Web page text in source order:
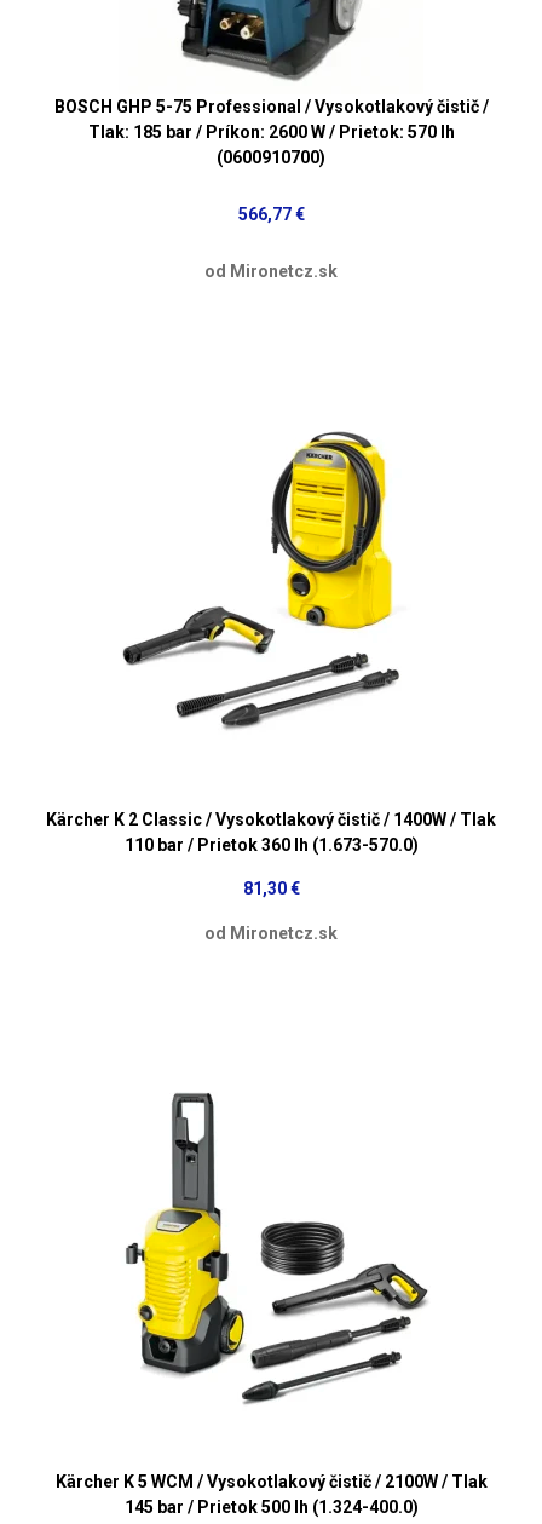
BOSCH GHP 5-75 Professional / Vysokotlakový čistič /
Tlak: 185 bar / Príkon: 2600 W / Prietok: 570 lh
(0600910700)
566,77 €
od Mironetcz.sk
Kärcher K 2 Classic / Vysokotlakový čistič / 1400W / Tlak
110 bar / Prietok 360 lh (1.673-570.0)
81,30 €
od Mironetcz.sk
Kärcher K 5 WCM / Vysokotlakový čistič / 2100W / Tlak
145 bar / Prietok 500 lh (1.324-400.0)